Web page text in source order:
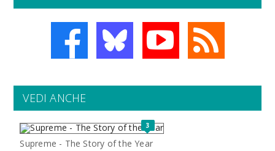
VEDI ANCHE
3
Supreme - The Story of the Year